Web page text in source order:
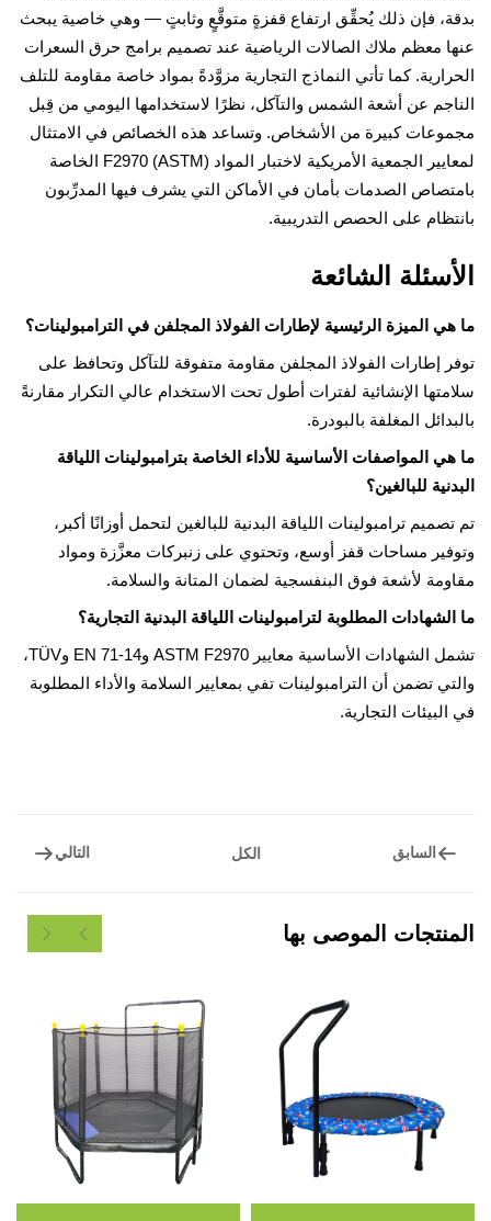
فإن ذلك يُحقِّق ارتفاع قفزةٍ متوقَّعٍ وثابتٍ — وهي خاصية يبحث
معظم ملاك الصالات الرياضية عند تصميم برامج حرق السعرات
كما تأتي النماذج التجارية مزوَّدةً بمواد خاصة مقاومة للتلف
عن أشعة الشمس والتآكل، نظرًا لاستخدامها اليومي من قِبل
كبيرة من الأشخاص. وتساعد هذه الخصائص في الامتثال
لمعايير الجمعية الأمريكية لاختبار المواد (ASTM) F2970 الخاصة
الصدمات بأمان في الأماكن التي يشرف فيها المدرِّبون
على الحصص التدريبية.
الشائعة
الميزة الرئيسية لإطارات الفولاذ المجلفن في الترامبولينات؟
إطارات الفولاذ المجلفن مقاومة متفوقة للتآكل وتحافظ على
الإنشائية لفترات أطول تحت الاستخدام عالي التكرار مقارنةً
المغلفة بالبودرة.
المواصفات الأساسية للأداء الخاصة بترامبولينات اللياقة
للبالغين؟
ترامبولينات اللياقة البدنية للبالغين لتحمل أوزانًا أكبر،
مساحات قفز أوسع، وتحتوي على زنبركات معزَّزة ومواد
لأشعة فوق البنفسجية لضمان المتانة والسلامة.
المطلوبة لترامبولينات اللياقة البدنية التجارية؟
تشمل الشهادات الأساسية معايير ASTM F2970 وEN 71-14 وTÜV،
تضمن أن الترامبولينات تفي بمعايير السلامة والأداء المطلوبة
التجارية.
السابق
الموصى بها